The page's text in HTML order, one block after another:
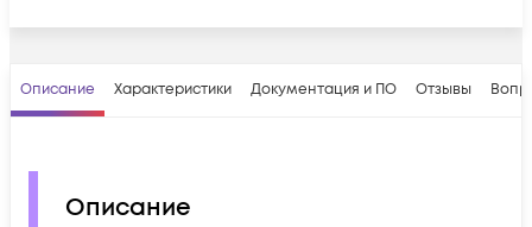
Описание Характеристики Документация и ПО Отзывы
Описание